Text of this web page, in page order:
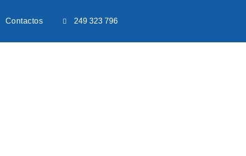
Contactos 249 323 796